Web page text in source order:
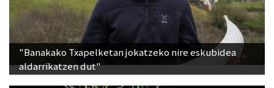
"Banakako Txapelketan jokatzeko nire eskubidea
aldarrikatzen dut"